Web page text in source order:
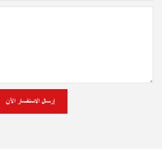
إرسال الاستفسار الآن